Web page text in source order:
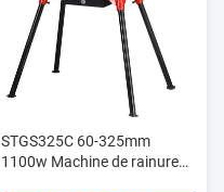
STGS325C 60-325mm
1100w Machine de rainure